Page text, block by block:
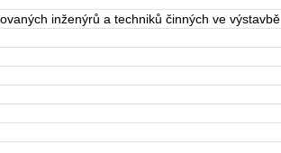
inženýrů a techniků činných ve výstavbě